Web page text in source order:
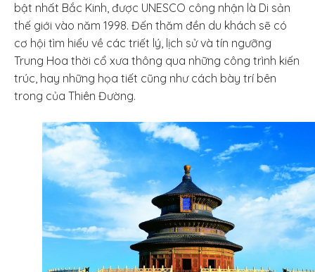
bật nhất Bắc Kinh, được UNESCO công nhận là Di sản
thế giới vào năm 1998. Đến thăm đền du khách sẽ có
cơ hội tìm hiểu về các triết lý, lịch sử và tín ngưỡng
Trung Hoa thời cổ xưa thông qua những công trình kiến
trúc, hay những họa tiết cũng như cách bày trí bên
trong của Thiên Đường.